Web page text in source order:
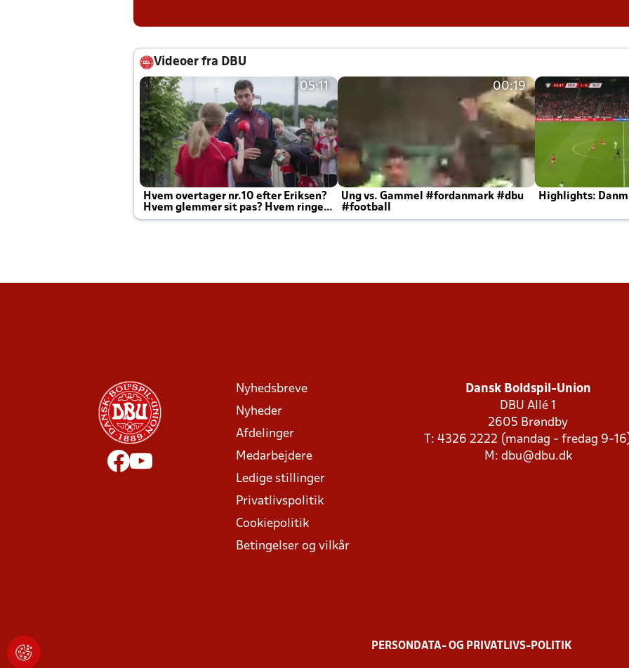
Videoer fra DBU
05:11
Hvem overtager nr.10 efter Eriksen?
Hvem glemmer sit pas? Hvem ringer
Joachim altid til efter kampe?
00:19
Ung vs. Gammel #fordanmark #dbu
#football
Highlights:
Nyhedsbreve
Nyheder
Afdelinger
Medarbejdere
Ledige stillinger
Privatlivspolitik
Cookiepolitik
Betingelser og vilkår
Dansk Boldspil-Union
DBU Allé 1
2605 Brøndby
T: 4326 2222 (mandag - fredag 9-
M: dbu@dbu.dk
PERSONDATA- OG PRIVATLIVS-POLITIK